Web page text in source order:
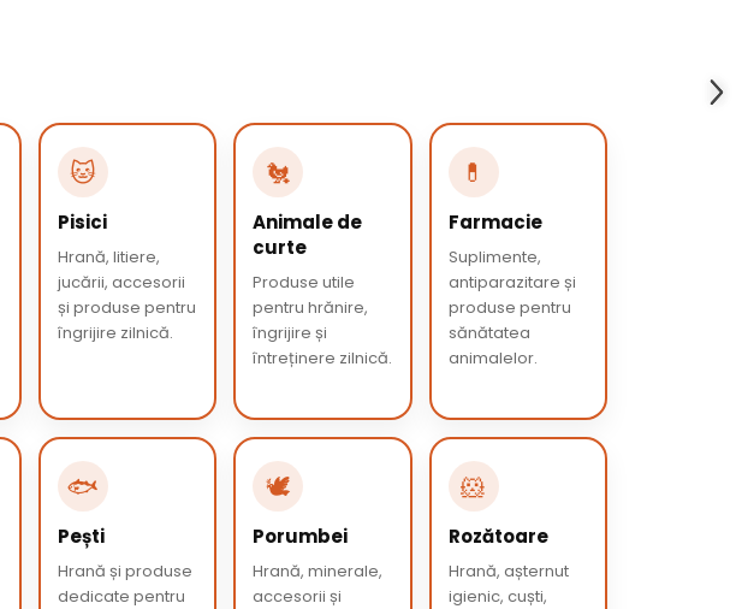
🐱
Pisici
Hrană, litiere,
jucării, accesorii
și produse pentru
îngrijire zilnică.
🐔
Animale de
curte
Produse utile
pentru hrănire,
îngrijire și
întreținere zilnică.
💊
Farmacie
Suplimente,
antiparazitare și
produse pentru
sănătatea
animalelor.
🐟
Pești
Hrană și produse
dedicate pentru
🕊️
Porumbei
Hrană, minerale,
accesorii și
🐹
Rozătoare
Hrană, așternut
igienic, cuști,